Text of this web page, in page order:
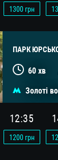
1300грн
ПАРК
60 хв
Золоті
12:35
1200грн